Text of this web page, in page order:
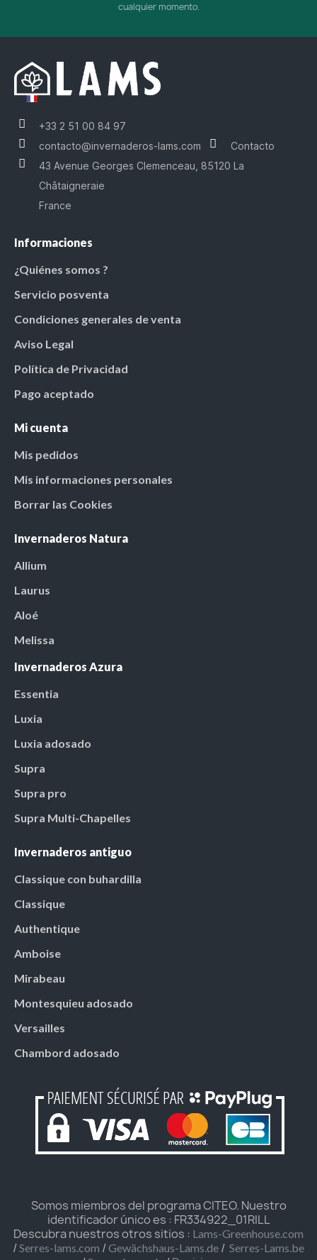
cualquier momento.
+33 2 51 00 84 97
contacto@invernaderos-lams.com
Contacto
43 Avenue Georges Clemenceau, 85120 La
Châtaigneraie
France
Informaciones
¿Quiénes somos ?
Servicio posventa
Condiciones generales de venta
Aviso Legal
Política de Privacidad
Pago aceptado
Mi cuenta
Mis pedidos
Mis informaciones personales
Borrar las Cookies
Invernaderos Natura
Allium
Laurus
Aloé
Melissa
Invernaderos Azura
Essentia
Luxia
Luxia adosado
Supra
Supra pro
Supra Multi-Chapelles
Invernaderos antiguo
Classique con buhardilla
Classique
Authentique
Amboise
Mirabeau
Montesquieu adosado
Versailles
Chambord adosado
Somos miembros del programa CITEO. Nuestro
identificador único es : FR334922_01RILL
Descubra nuestros otros sitios : Lams-Greenhouse.com
/ Serres-lams.com /Gewächshaus-Lams.de / Serres-Lams.be